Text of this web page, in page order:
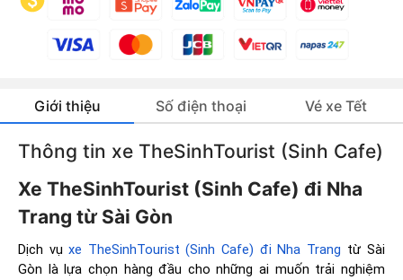
Giới thiệu Số điện thoại Vé xe Tết
Thông tin xe TheSinhTourist (Sinh Cafe)
Xe TheSinhTourist (Sinh Cafe) đi Nha
Trang từ Sài Gòn
Dịch vụ xe TheSinhTourist (Sinh Cafe) đi Nha Trang từ Sài
Gòn là lựa chọn hàng đầu cho những ai muốn trải nghiệm